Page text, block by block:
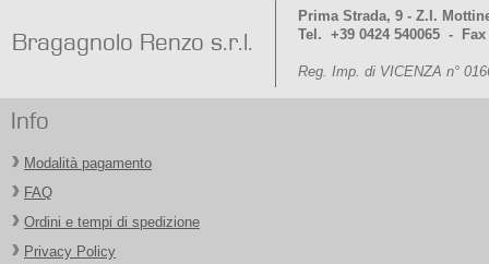
Bragagnolo Renzo s.r.l.
Prima Strada, 9 - Z.I.
Tel. +39 0424 540065 - Fax
Reg. Imp. di VICENZA n°
Info
Modalità pagamento
FAQ
Ordini e tempi di spedizione
Privacy Policy